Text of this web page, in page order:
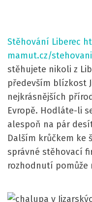
Stěhování Liberec
mamut.cz/
stěhujete nikoli z
především blízkost
nejkrásnějších
Evropě. Hodláte-li
alespoň na pár
Dalším krůčkem ke
správné stěhovací
rozhodnutí pomůže